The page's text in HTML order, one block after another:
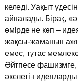
келедi. Уақыт
айналады. Бiрақ,
өмiрде не көп –
жақсы-жаманын
емес, тұтас
Әйтпесе фашизмге,
әкелетiн